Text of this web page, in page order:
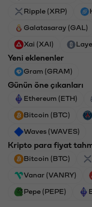
Ripple (XRP)
Galatasaray (GAL)
Xai (XAI)
Yeni eklenenler
Gram (GRAM)
Günün öne çıkanları
Ethereum (ETH)
Bitcoin (BTC)
Waves (WAVES)
Kripto para fiyat
Bitcoin (BTC)
Vanar (VANRY)
Pepe (PEPE)